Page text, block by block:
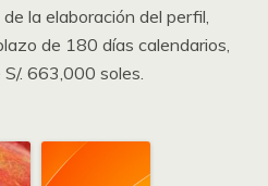
la elaboración del perfil,
de 180 días calendarios,
. 663,000 soles.